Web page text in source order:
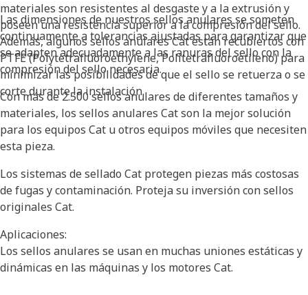
materiales son resistentes al desgaste y a la extrusión y
poseen una resistencia superior a la compresión del sello.
Además, algunos sellos anulares Cat están recubiertos con
PTFE (Polytetrafluoroethylene, Politetrafluoroetileno) para
minimizar las posibilidades de que el sello se retuerza o se
corte durante la instalación.
Las dimensiones de nuestros sellos anulares se someten
continuamente a tolerancias ajustadas para garantizar que
se adapten adecuadamente a las ranuras del sello con la
compresión del sello necesaria.
Con más de 2.500 sellos anulares de diferentes tamaños y
materiales, los sellos anulares Cat son la mejor solución
para los equipos Cat u otros equipos móviles que necesiten
esta pieza.
Los sistemas de sellado Cat protegen piezas más costosas
de fugas y contaminación. Proteja su inversión con sellos
originales Cat.
Aplicaciones:
Los sellos anulares se usan en muchas uniones estáticas y
dinámicas en las máquinas y los motores Cat.